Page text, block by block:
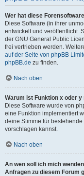
Wer hat diese
Diese Software (in ihrer
entwickelt und veröffentlicht.
der GNU General Public
frei vertrieben werden.
auf der Seite von phpBB
phpBB.de zu finden.
Nach oben
Warum ist Funktion x oder
Diese Software wurde von
eine Funktion implementiert
deine Stimme für
vorschlagen kannst.
Nach oben
An wen soll ich mich
Anfragen zu diesem Forum